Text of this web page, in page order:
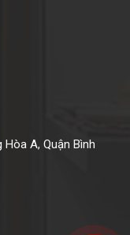
A, Quận Bình